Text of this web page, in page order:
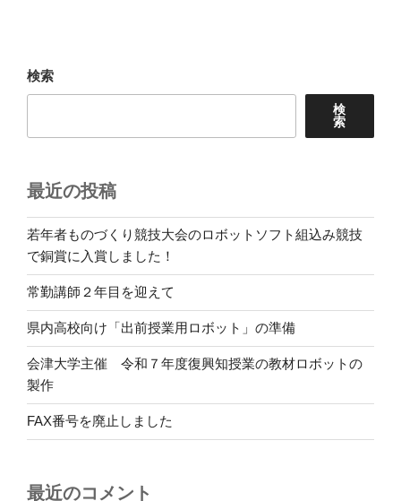
検索
検
索
最近の投稿
若年者ものづくり競技大会のロボットソフト組込み競技
で銅賞に入賞しました！
常勤講師２年目を迎えて
県内高校向け「出前授業用ロボット」の準備
会津大学主催 令和７年度復興知授業の教材ロボットの
製作
FAX番号を廃止しました
最近のコメント